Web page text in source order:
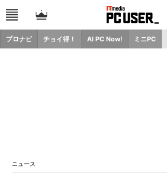
プロナビ チョイ得！ AI PC Now! ミニPC
ニュース